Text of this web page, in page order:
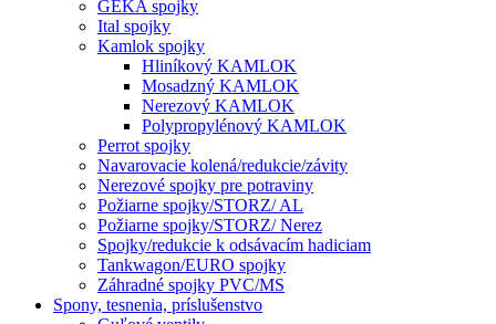
GEKA spojky
Ital spojky
Kamlok spojky
Hliníkový KAMLOK
Mosadzný KAMLOK
Nerezový KAMLOK
Polypropylénový KAMLOK
Perrot spojky
Navarovacie kolená/redukcie/závity
Nerezové spojky pre potraviny
Požiarne spojky/STORZ/ AL
Požiarne spojky/STORZ/ Nerez
Spojky/redukcie k odsávacím hadiciam
Tankwagon/EURO spojky
Záhradné spojky PVC/MS
Spony, tesnenia, príslušenstvo